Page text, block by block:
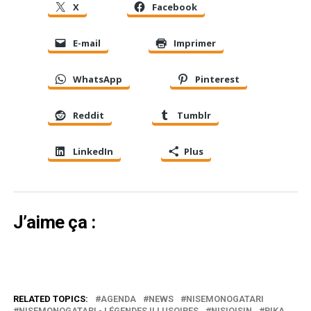
X Facebook
E-mail Imprimer
WhatsApp Pinterest
Reddit Tumblr
LinkedIn Plus
J’aime ça :
RELATED TOPICS: AGENDA NEWS
NISEMONOGATARI